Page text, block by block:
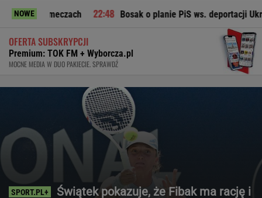
NOWE Bosak o planie PiS ws. deportacji Ukraińców:
OFERTA SUBSKRYPCJI
Premium: TOK FM + Wyborcza.pl
MOCNE MEDIA W DUO PAKIECIE. SPRAWDŹ
Świątek pokazuje, że Fibak ma rację i